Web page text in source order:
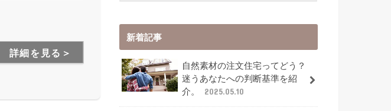
詳細を見る＞
新着記事
自然素材の注文住宅ってどう？
迷うあなたへの判断基準を紹
介。
2025.05.10